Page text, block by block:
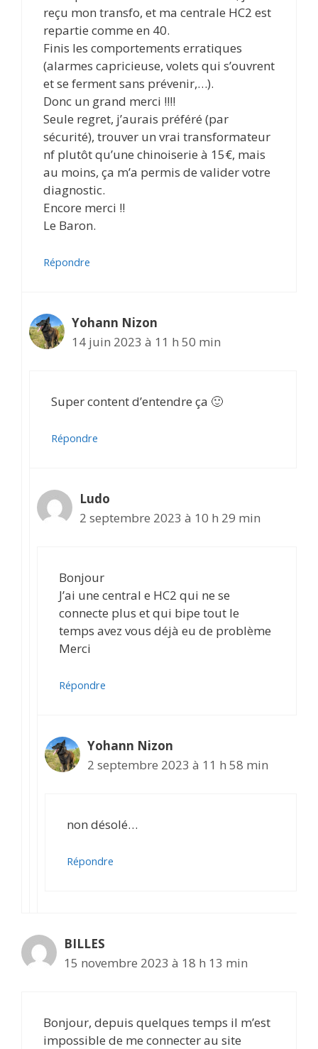
reçu mon transfo, et ma centrale HC2 est
repartie comme en 40.
Finis les comportements erratiques
(alarmes capricieuse, volets qui s’ouvrent
et se ferment sans prévenir,…).
Donc un grand merci !!!!
Seule regret, j’aurais préféré (par
sécurité), trouver un vrai transformateur
nf plutôt qu’une chinoiserie à 15€, mais
au moins, ça m’a permis de valider votre
diagnostic.
Encore merci !!
Le Baron.
Répondre
Yohann Nizon
14 juin 2023 à 11 h 50 min
Super content d’entendre ça 🙂
Répondre
Ludo
2 septembre 2023 à 10 h 29 min
Bonjour
J’ai une central e HC2 qui ne se
connecte plus et qui bipe tout le
temps avez vous déjà eu de problème
Merci
Répondre
Yohann Nizon
2 septembre 2023 à 11 h 58 min
non désolé…
Répondre
BILLES
15 novembre 2023 à 18 h 13 min
Bonjour, depuis quelques temps il m’est
impossible de me connecter au site